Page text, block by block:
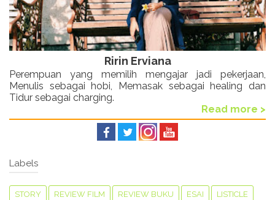
Ririn Erviana
Perempuan yang memilih mengajar jadi pekerjaan,
Menulis sebagai hobi, Memasak sebagai healing dan
Tidur sebagai charging.
Read more >
Labels
STORY REVIEW FILM REVIEW BUKU ESAI LISTICLE